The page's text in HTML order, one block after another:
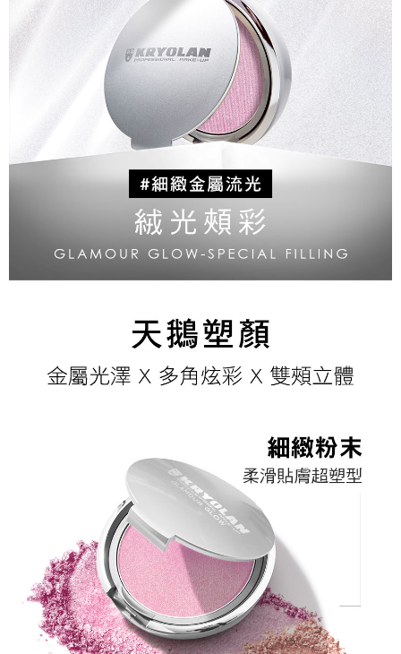
【注意事項】
１．透過由恩沛科技股份有限公司提供之「AFTEE先享後付」服務完成之交
易，需依本服務之必要範圍內提供個人資料，並將交易相關給付款項請求債
權轉讓予恩沛科技股份有限公司。
２．關於個人資料處理事宜，請瀏覽以下網址：
https://aftee.tw/terms/#terms3
３．未成年的使用者請事先徵得法定代理人或監護人之同意方可使用
「AFTEE先享後付」，若未經同意申辦者引起之損失，本公司不負相關責
４．使用「AFTEE先享後付」時，將依據個別帳號之用戶狀況，依本公司即
時審查核予不同之上限額度；若仍有額度不足之情形，本公司將視審查結果
請求用戶進行身份認證。
５．嚴禁一人註冊多個帳號或使用他人資訊註冊。若發現惡意使用之情形，
恩沛科技股份有限公司將有權停止該用戶之使用額度並採取法律行動。
每筆NT$80，滿NT$800(含以上)免運費
國家/地區配送 查看運費